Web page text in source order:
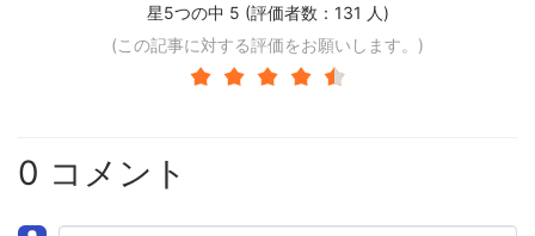
星5つの中 5 (評価者数： 131 人)
(この記事に対する評価をお願いします。)
0 コメント